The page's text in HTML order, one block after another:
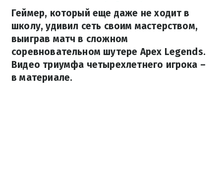
Геймер, который еще даже не ходит в
школу, удивил сеть своим мастерством,
выиграв матч в сложном
соревновательном шутере Apex Legends.
Видео триумфа четырехлетнего игрока –
в материале.